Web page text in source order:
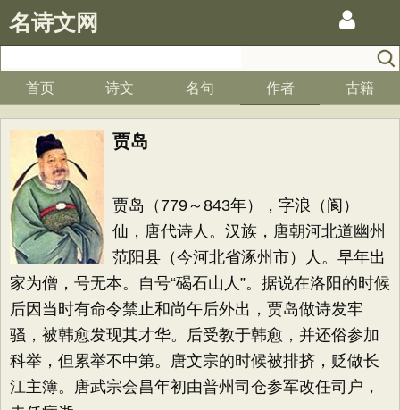
名诗文网
首页 诗文 名句 作者 古籍
贾岛
贾岛（779～843年），字浪（阆）
仙，唐代诗人。汉族，唐朝河北道幽州
范阳县（今河北省涿州市）人。早年出
家为僧，号无本。自号“碣石山人”。据说在洛阳的时候
后因当时有命令禁止和尚午后外出，贾岛做诗发牢
骚，被韩愈发现其才华。后受教于韩愈，并还俗参加
科举，但累举不中第。唐文宗的时候被排挤，贬做长
江主簿。唐武宗会昌年初由普州司仓参军改任司户，